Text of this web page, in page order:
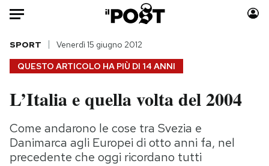
Auto
HOME
Italia
Politica
Tecnologia
Moda
Consumismi
Storie/Idee
QUESTO ARTICOLO HA PIÙ DI 14 ANNI
SPORT Venerdì 15 giugno 2012
L’Italia e quella volta del 2004
Come andarono le cose tra Svezia e
Danimarca agli Europei di otto anni fa, nel
precedente che oggi ricordano tutti